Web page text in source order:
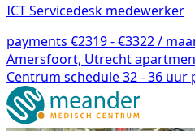
ICT Servicedesk medewerker
payments €2319 - €3322 /
Amersfoort, Utrecht
Centrum schedule32 - 36 uur